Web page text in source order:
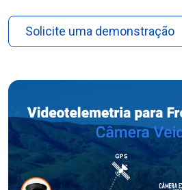
Solicite uma demonstração